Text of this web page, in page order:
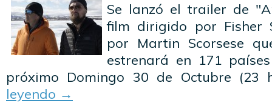
Se lanzó el trailer de
film dirigido por Fisher
por Martin Scorsese
estrenará en 171
próximo Domingo 30 de Octubre (23
leyendo →